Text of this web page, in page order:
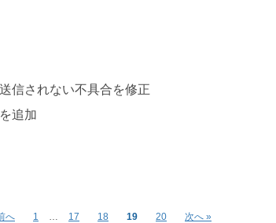
信されない不具合を修正
追加
へ 1 17 18 19 20 次へ »